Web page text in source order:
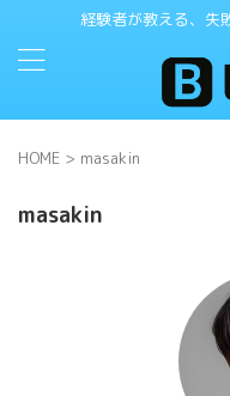
経験者が教える、失
HOME > masakin
masakin